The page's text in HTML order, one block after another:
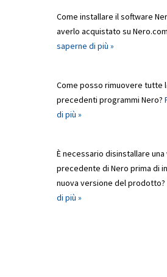
Come installare il software
averlo acquistato su
saperne di più »
Come posso rimuovere tutte
precedenti programmi Nero?
di più »
È necessario disinstallare
precedente di Nero prima di
nuova versione del prodotto?
di più »